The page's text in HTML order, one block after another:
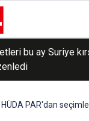
bu ay Suriye
HÜDA PAR'dan